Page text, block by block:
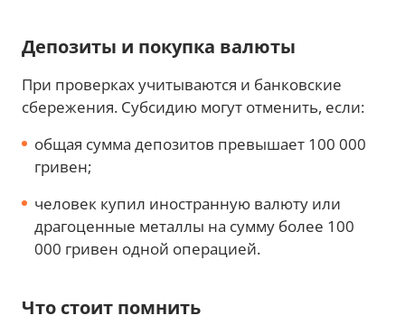
Депозиты и покупка валюты
При проверках учитываются и банковские
сбережения. Субсидию могут отменить, если:
общая сумма депозитов превышает 100 000
гривен;
человек купил иностранную валюту или
драгоценные металлы на сумму более 100
000 гривен одной операцией.
Что стоит помнить